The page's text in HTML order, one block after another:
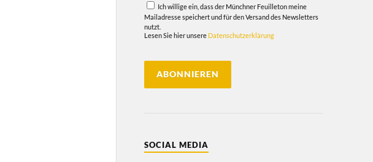
Ich willige ein, dass der Münchner Feuilleton meine
Mailadresse speichert und für den Versand des Newsletters
nutzt.
Lesen Sie hier unsere Datenschutzerklärung
SOCIAL MEDIA